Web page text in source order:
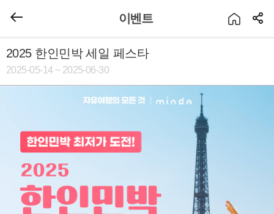
이벤트
2025 한인민박 세일 페스타
2025-05-14 ~ 2025-06-30